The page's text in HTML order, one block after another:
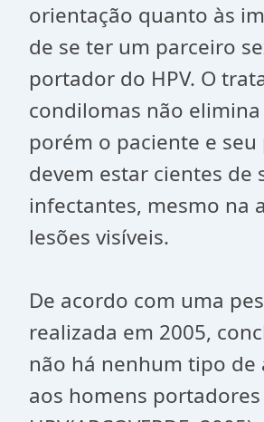
orientação quanto às
de se ter um parceiro
portador do HPV. O
condilomas não elimina
porém o paciente e
devem estar cientes de
infectantes, mesmo na
lesões visíveis.
De acordo com uma
realizada em 2005,
não há nenhum tipo de
aos homens